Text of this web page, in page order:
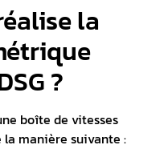
la
?
boîte de vitesses
la manière suivante :